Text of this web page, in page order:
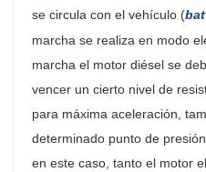
se circula con el vehículo (
marcha se realiza en modo
marcha el motor diésel se
vencer un cierto nivel de
para máxima aceleración,
determinado punto de
en este caso, tanto el motor